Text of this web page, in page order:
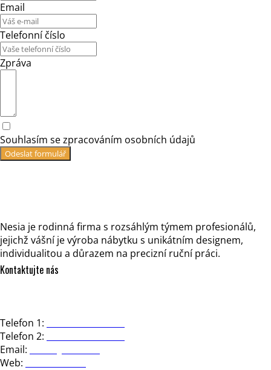
Email
Telefonní číslo
Zpráva
Souhlasím se zpracováním osobních údajů
Odeslat formulář
Nesia je rodinná firma s rozsáhlým týmem profesionálů,
jejichž vášní je výroba nábytku s unikátním designem,
individualitou a důrazem na precizní ruční práci.
Kontaktujte nás
Telefon 1:
Telefon 2:
Email:
Web: